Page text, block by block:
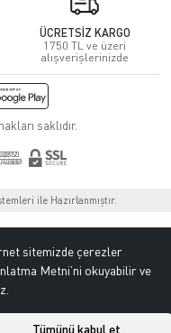
ÜCRETSİZ KARGO
1750 TL ve üzeri
alışverişlerinizde
saklıdır.
ile Hazırlanmıştır.
sitemizde çerezler
Metni’ni okuyabilir ve
Tümünü kabul et